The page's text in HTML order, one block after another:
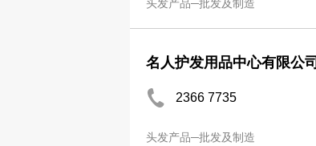
头发产品─批发及制造
名人护发用品中心有限公司
2366 7735
头发产品─批发及制造